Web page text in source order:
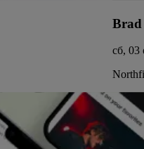
Brad
сб, 03